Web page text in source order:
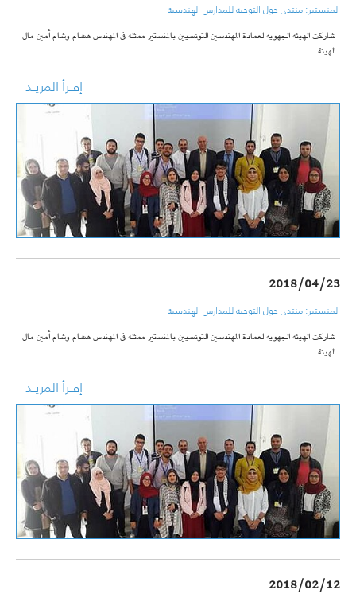
المنستير: منتدى حول التوجيه للمدارس الهندسية
شاركت الهيئة الجهوية لعمادة المهندسين التونسيين بالمنستير ممثلة في المهندس هشام وشام أمين مال
الهيئة…
2018/04/23
المنستير: منتدى حول التوجيه للمدارس الهندسية
شاركت الهيئة الجهوية لعمادة المهندسين التونسيين بالمنستير ممثلة في المهندس هشام وشام أمين مال
الهيئة…
2018/02/12